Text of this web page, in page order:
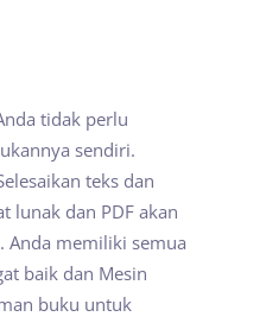
tidak perlu
sendiri.
teks dan
lunak dan PDF akan
Anda memiliki semua
baik dan Mesin
buku untuk